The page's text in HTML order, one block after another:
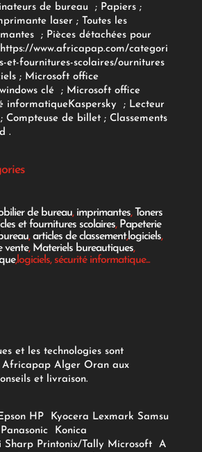
de bureau ; Papiers;
laser; Toutes les
; Pièces détachées pour
https://www.africapap.com/categori
et-fournitures-scolaires/ournitures
; Microsoft office
clé; Microsoft office
informatiqueKaspersky ; Lecteur
; Compteuse de billet; Classements
.
de bureau, imprimantes, Toners
et fournitures scolaires, Papeterie
,articles de classement,logiciels,
vente, Materiels bureautiques,
,logiciels, sécurité informatique...
et les technologies sont
Africapap Alger Oran aux
et livraison.
Epson HP Kyocera Lexmark Samsu
Panasonic
Konica
Sharp Printonix/Tally Microsoft
A